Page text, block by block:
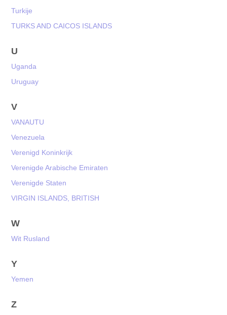
Turkije
TURKS AND CAICOS ISLANDS
U
Uganda
Uruguay
V
VANAUTU
Venezuela
Verenigd Koninkrijk
Verenigde Arabische Emiraten
Verenigde Staten
VIRGIN ISLANDS, BRITISH
W
Wit Rusland
Y
Yemen
Z